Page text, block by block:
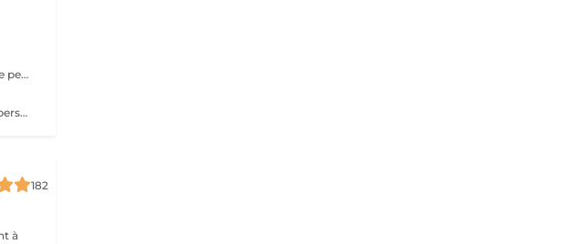
Microneedling Visage : Régénération en profondeur pour une peau visiblement transformée Le microneedling est un soin de revitalisation cutanée non invasif qui consiste à créer de microperforations contrôlées à l'aide d'un stylo électrique doté de fines aiguilles stériles. Ces microperforations stimulent naturellement la production de collagène et d'élastine, déclenchant un processus de régénération cellulaire intense. AVANTAGES DU SOIN - Atténue les ridules et les rides - Réduit les cicatrices d'acné et les imperfections - Améliore la fermeté et l'élasticité de la peau - Estompe les taches pigmentaires et le teint irrégulier - Resserre les pores dilatés - Apporte de l'éclat et un effet peau neuve Le microneedling peut être personnalisé selon les besoins grâce à l'application de sérums ciblés (acide hyaluronique, vitamine C, peptides, etc.) qui pénètrent plus profondément grâce aux microcanaux créés. CONTRE INDICATIONS - Grossesse, allaitement - Pas d'exposition solaire 48h avant et 7 jours après le soin - Traitement lourd par chimio (attendre 1 an) et par antibiotique ou Roaccutane et dérivé (attendre 6 mois) - Prise d'anticoagulant - Maladie auto-immune (diabète, maladie mal contrôlée, ...) - Injection botox (attendre 2 semaines) et de produits de comblement (attendre 4 semaines) - Prise d'anti-inflammatoire pendant plus de 5 jours - Acné active - Cicatrices chéloïdes
Technique importée du Brésil, ce traitement est totalement personnalisé. Peu invasif, il est profond et spécifiquement conçu pour les lèvres. Ce soin consiste à faire pénétrer des actifs dont l'acide hyaluronique pour donner du volume, combler, repulper, hydrater et nourrir les lèvres, à l'aide de micro ou nano aiguilles qui grâce à leur passage dans la lèvre, permettent de stimuler le métabolisme de régénération cellulaire, favorisant ainsi la synthèse naturelle de collagène et élastine.
182
à